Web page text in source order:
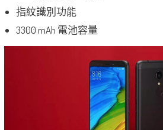
指紋識別功能
3300 mAh 電池容量